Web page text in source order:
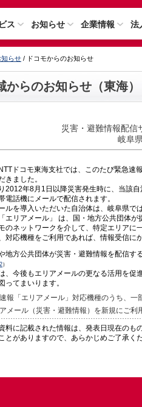
ス お知らせ 企業情報 法
知らせ / ドコモからのお知らせ
からのお知らせ（東海）
災害・避難情報配信
岐阜
ドコモ東海支社では、このたび緊急速
きました。
2012年8月1日以降災害発生時に、当該
電話機にメールで配信されます。
ルを導入いただいた自治体は、岐阜県で
エリアメール」 は、国・地方公共団体
のネットワークを介して、特定エリアに
対応機種をご利用であれば、情報受信
地方公共団体が災害・避難情報を配信
2）
、今後もエリアメールの更なる活用を
ってまいります。
報「エリアメール」対応機種のうち、
メール（災害・避難情報）を新規にご
料に記載された情報は、発表日現在のも
とがありますので、あらかじめご了承く